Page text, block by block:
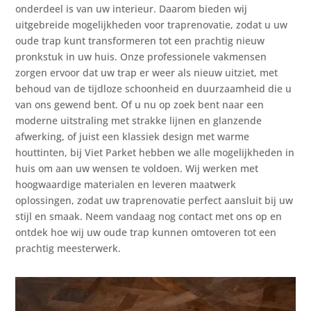
onderdeel is van uw interieur. Daarom bieden wij
uitgebreide mogelijkheden voor traprenovatie, zodat u uw
oude trap kunt transformeren tot een prachtig nieuw
pronkstuk in uw huis. Onze professionele vakmensen
zorgen ervoor dat uw trap er weer als nieuw uitziet, met
behoud van de tijdloze schoonheid en duurzaamheid die u
van ons gewend bent. Of u nu op zoek bent naar een
moderne uitstraling met strakke lijnen en glanzende
afwerking, of juist een klassiek design met warme
houttinten, bij Viet Parket hebben we alle mogelijkheden in
huis om aan uw wensen te voldoen. Wij werken met
hoogwaardige materialen en leveren maatwerk
oplossingen, zodat uw traprenovatie perfect aansluit bij uw
stijl en smaak. Neem vandaag nog contact met ons op en
ontdek hoe wij uw oude trap kunnen omtoveren tot een
prachtig meesterwerk.